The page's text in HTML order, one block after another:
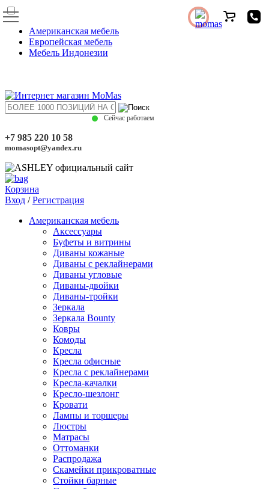
Американская мебель
Европейская мебель
Мебель Индонезии
Сейчас работаем
+7 985 220 10 58
momasopt@yandex.ru
Корзина
Вход /Регистрация
Американская мебель
Аксессуары
Буфеты и витрины
Диваны кожаные
Диваны с реклайнерами
Диваны угловые
Диваны-двойки
Диваны-тройки
Зеркала
Зеркала Bounty
Ковры
Комоды
Кресла
Кресла офисные
Кресла с реклайнерами
Кресла-качалки
Кресло-шезлонг
Кровати
Лампы и торшеры
Люстры
Матрасы
Оттоманки
Распродажа
Скамейки прикроватные
Стойки барные